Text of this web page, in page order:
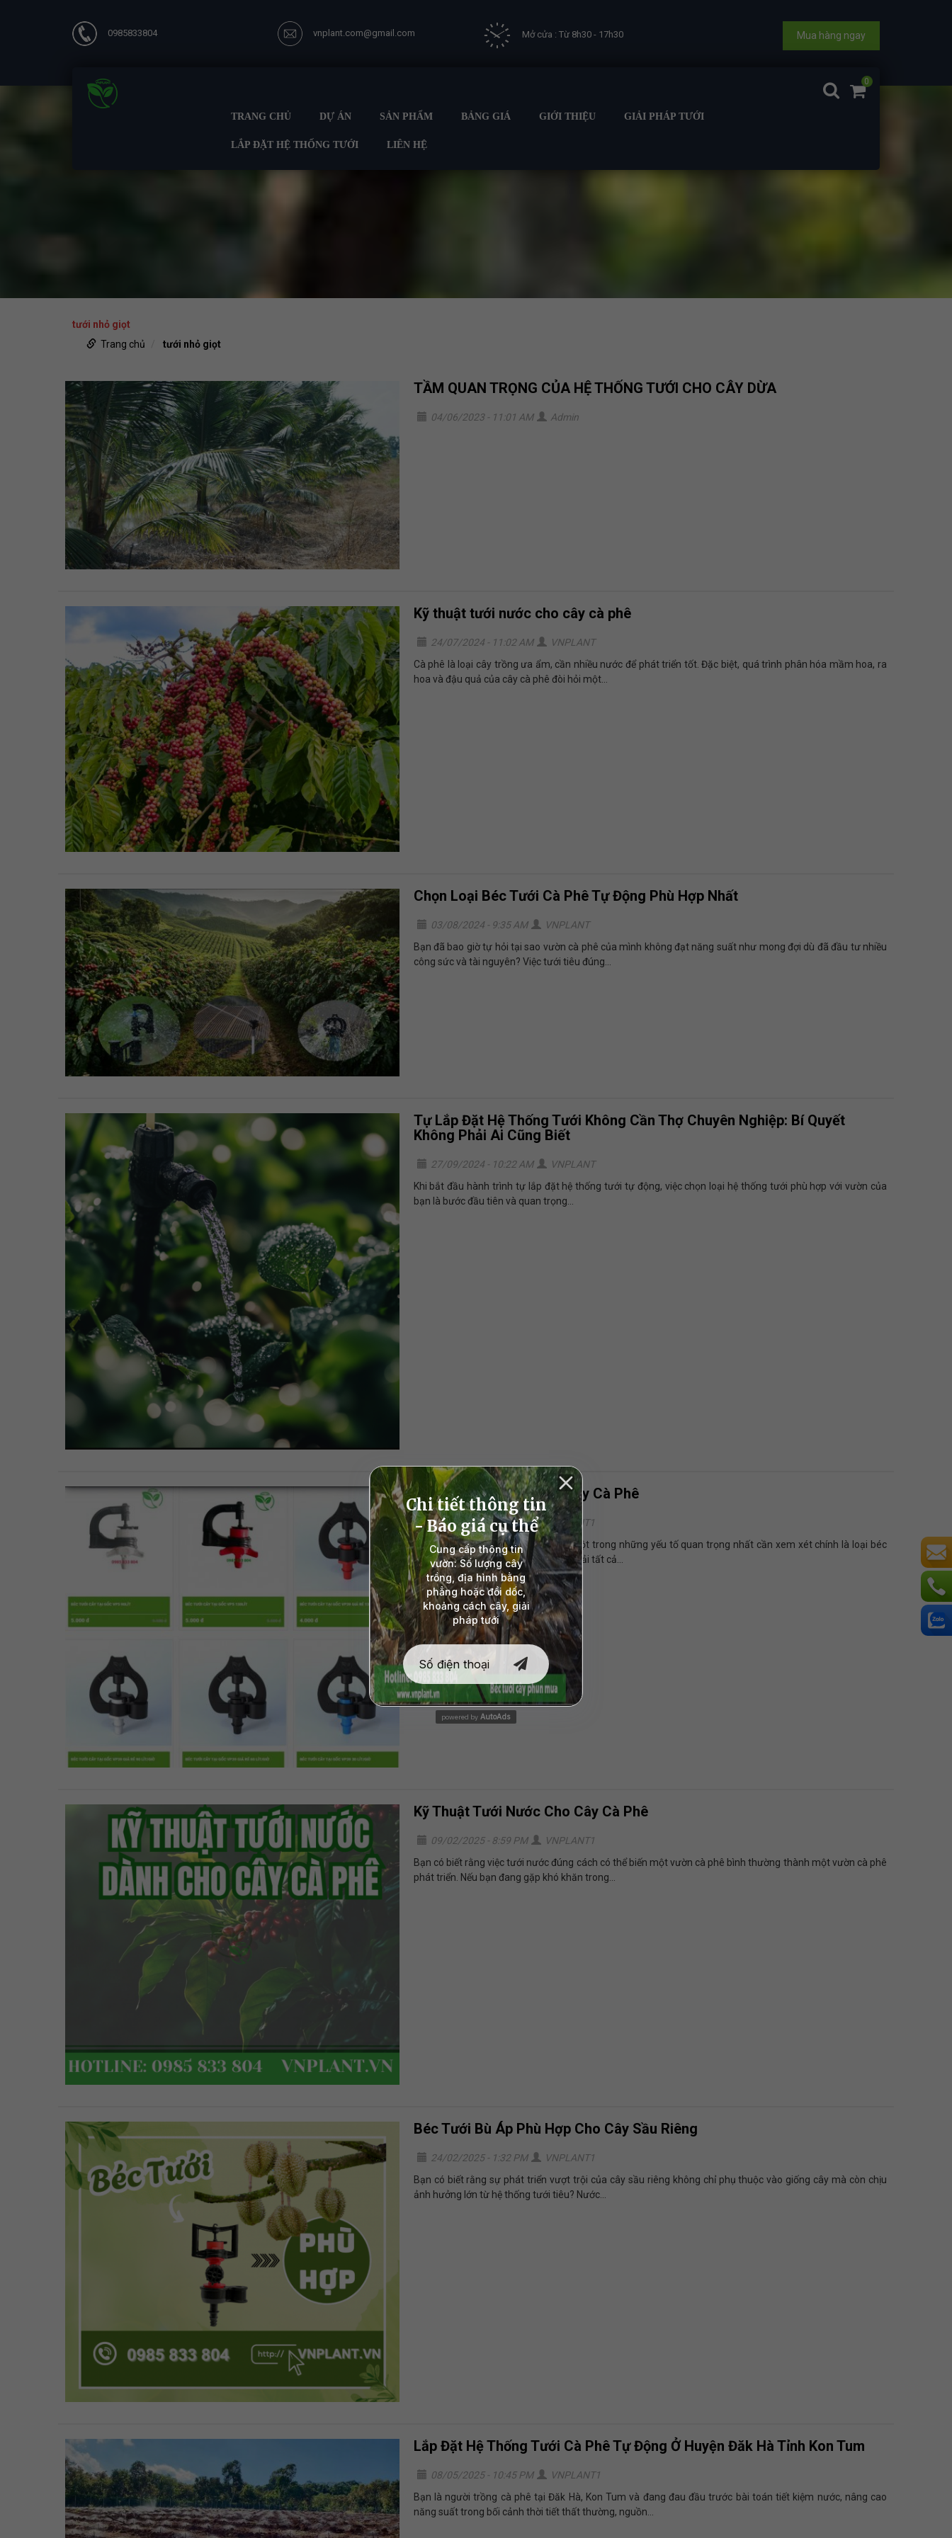
0985833804 vnplant.com@gmail.com Mở cửa : Từ 8h30 - 17h30 Mua hàng ngay
0
TRANG CHỦ DỰ ÁN SẢN PHẨM BẢNG GIÁ GIỚI THIỆU GIẢI PHÁP TƯỚI
LẮP ĐẶT HỆ THỐNG TƯỚI LIÊN HỆ
tưới nhỏ giọt
Trang chủ
tưới nhỏ giọt
TẦM QUAN TRỌNG CỦA HỆ THỐNG TƯỚI CHO CÂY DỪA
04/06/2023 - 11:01 AM Admin
Kỹ thuật tưới nước cho cây cà phê
24/07/2024 - 11:02 AM
VNPLANT
Cà phê là loại cây trồng ưa ẩm, cần nhiều nước để phát triển tốt. Đặc biệt, quá trình phân hóa mầm hoa, ra
hoa và đậu quả của cây cà phê đòi hỏi một...
Chọn Loại Béc Tưới Cà Phê Tự Động Phù Hợp Nhất
03/08/2024 - 9:35 AM
VNPLANT
Bạn đã bao giờ tự hỏi tại sao vườn cà phê của mình không đạt năng suất như mong đợi dù đã đầu tư nhiều
công sức và tài nguyên? Việc tưới tiêu đúng...
Tự Lắp Đặt Hệ Thống Tưới Không Cần Thợ Chuyên Nghiệp: Bí Quyết
Không Phải Ai Cũng Biết
27/09/2024 - 10:22 AM
VNPLANT
Khi bắt đầu hành trình tự lắp đặt hệ thống tưới tự động, việc chọn loại hệ thống tưới phù hợp với vườn của
bạn là bước đầu tiên và quan trọng...
Béc Tưới Phổ Biến Cho Cây Cà Phê
06/02/2025 - 4:22 PM
VNPLANT1
Khi nhắc đến béc tưới cà phê, có lẽ một trong những yếu tố quan trọng nhất cần xem xét chính là loại béc
mà bạn sẽ sử dụng. Thực tế, không phải tất cả...
Kỹ Thuật Tưới Nước Cho Cây Cà Phê
09/02/2025 - 8:59 PM
VNPLANT1
Bạn có biết rằng việc tưới nước đúng cách có thể biến một vườn cà phê bình thường thành một vườn cà phê
phát triển. Nếu bạn đang gặp khó khăn trong...
Béc Tưới Bù Áp Phù Hợp Cho Cây Sầu Riêng
24/02/2025 - 1:32 PM
VNPLANT1
Bạn có biết rằng sự phát triển vượt trội của cây sầu riêng không chỉ phụ thuộc vào giống cây mà còn chịu
ảnh hưởng lớn từ hệ thống tưới tiêu? Nước...
Lắp Đặt Hệ Thống Tưới Cà Phê Tự Động Ở Huyện Đăk Hà Tỉnh Kon Tum
08/05/2025 - 10:45 PM
VNPLANT1
Bạn là người trồng cà phê tại Đăk Hà, Kon Tum và đang đau đầu trước bài toán tiết kiệm nước, nâng cao
năng suất trong bối cảnh thời tiết thất thường, nguồn...
powered by AutoAds